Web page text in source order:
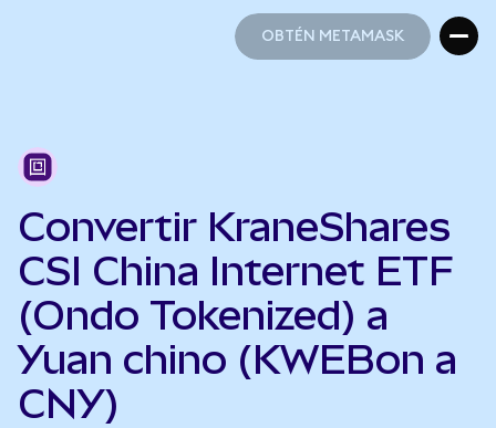
OBTÉN METAMASK
Convertir KraneShares
CSI China Internet ETF
(Ondo Tokenized) a
Yuan chino (KWEBon a
CNY)